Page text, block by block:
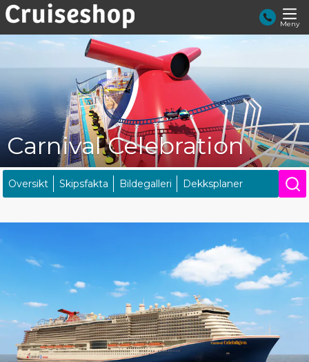
Meny
Carnival Celebration
Oversikt Skipsfakta Bildegalleri Dekksplaner